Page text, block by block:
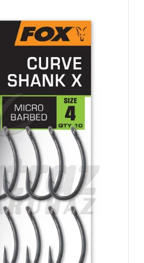
Itt
csapatot és egy
egy lenyűgöző CAD
tanácsadók
való költözés mellett, a
a vállalat
3000 termék jött létre. Emellett
A Fox
az innováció
olyan tárgyakat, mint a
FX11 orsók és Rapide PVA
felül a Matrix számos